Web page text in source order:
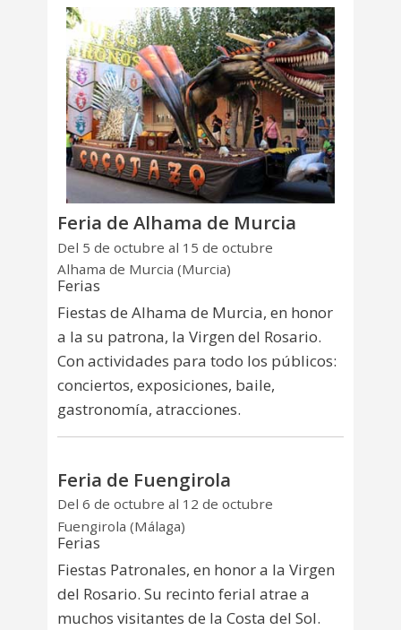
Feria de Alhama de Murcia
Del 5 de octubre al 15 de octubre
Alhama de Murcia (Murcia)
Ferias
Fiestas de Alhama de Murcia, en honor
a la su patrona, la Virgen del Rosario.
Con actividades para todo los públicos:
conciertos, exposiciones, baile,
gastronomía, atracciones.
Feria de Fuengirola
Del 6 de octubre al 12 de octubre
Fuengirola (Málaga)
Ferias
Fiestas Patronales, en honor a la Virgen
del Rosario. Su recinto ferial atrae a
muchos visitantes de la Costa del Sol.